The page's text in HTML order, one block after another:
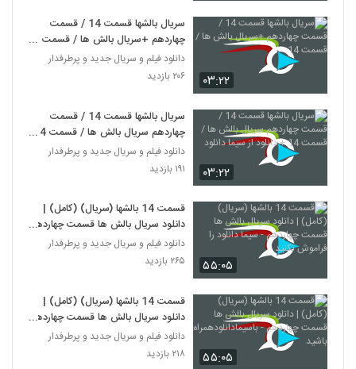
۰۳:۲۲
سریال بالشها قسمت 14 / قسمت
چهاردهم +سریال بالش ها / قسمت
14
دانلود فیلم و سریال جدید و پرطرفدار
۲۰۶ بازدید
۰۳:۲۲
سریال بالشها قسمت 14 / قسمت
چهاردهم سریال بالش ها / قسمت 14
+ دانلود از سیما دانلود
دانلود فیلم و سریال جدید و پرطرفدار
۱۹۱ بازدید
۵۵:۰۵
قسمت 14 بالشها (سریال) (کامل) |
دانلود سریال بالش ها قسمت چهاردهم
- سیما دانلود را فراموش نکنید
دانلود فیلم و سریال جدید و پرطرفدار
۲۶۵ بازدید
۵۵:۰۵
قسمت 14 بالشها (سریال) (کامل) |
دانلود سریال بالش ها قسمت چهاردهم
- باسیمادانلودهمراه باشید
دانلود فیلم و سریال جدید و پرطرفدار
۲۱۸ بازدید